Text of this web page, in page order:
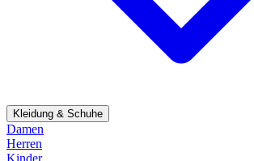
Kleidung & Schuhe
Damen
Herren
Kinder